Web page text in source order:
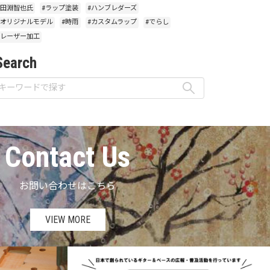
淵智也氏 #ラップ塗装
#ハンブレダーズ
リジナルモデル
#時雨 #カスタムラップ
#でらし
ーザー加工
Contact Us
お問い合わせはこちら
VIEW MORE